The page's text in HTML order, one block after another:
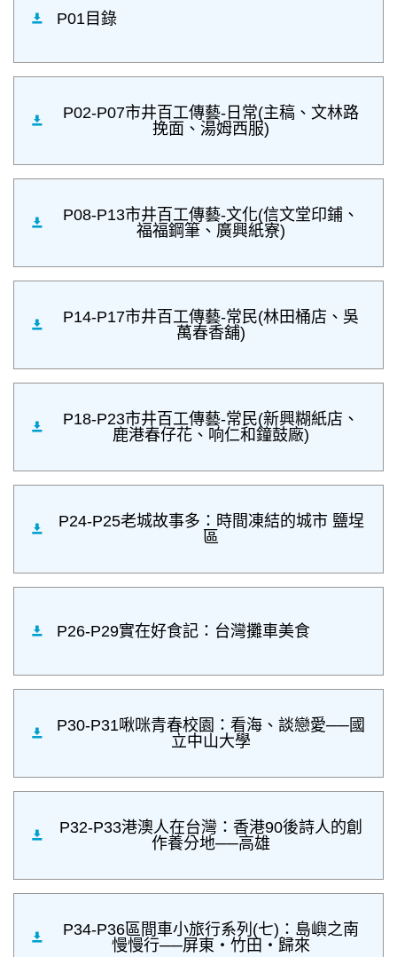
P01目錄
P02-P07市井百工傳藝-日常(主稿、文林路
挽面、湯姆西服)
P08-P13市井百工傳藝-文化(信文堂印鋪、
福福鋼筆、廣興紙寮)
P14-P17市井百工傳藝-常民(林田桶店、吳
萬春香舖)
P18-P23市井百工傳藝-常民(新興糊紙店、
鹿港春仔花、响仁和鐘鼓廠)
P24-P25老城故事多：時間凍結的城市 鹽埕
區
P26-P29實在好食記：台灣攤車美食
P30-P31啾咪青春校園：看海、談戀愛──國
立中山大學
P32-P33港澳人在台灣：香港90後詩人的創
作養分地──高雄
P34-P36區間車小旅行系列(七)：島嶼之南
慢慢行──屏東‧竹田‧歸來